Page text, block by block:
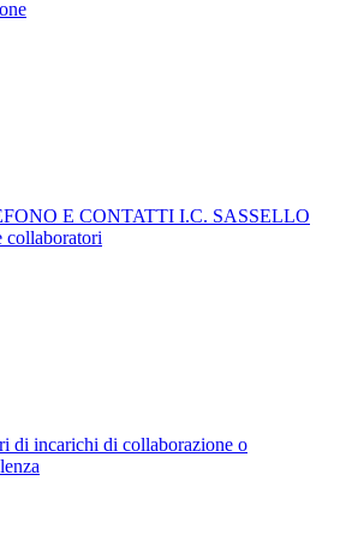
E CONTATTI I.C. SASSELLO
collaboratori
di incarichi di collaborazione o